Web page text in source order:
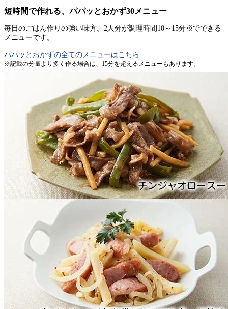
短時間で作れる、パパッとおかず30メニュー
毎日のごはん作りの強い味方。2人分が調理時間10～15分※でできる
メニューです。
パパッとおかずの全てのメニューはこちら
※記載の分量より多く作る場合は、15分を超えるメニューもあります。